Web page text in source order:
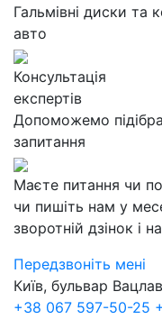
Гальмівні диски та
авто
Консультація
експертів
Допоможемо
запитання
Маєте питання чи
чи пишіть нам у
зворотній дзінок і
Передзвоніть мені
Київ, бульвар
+38 067 597-50-25